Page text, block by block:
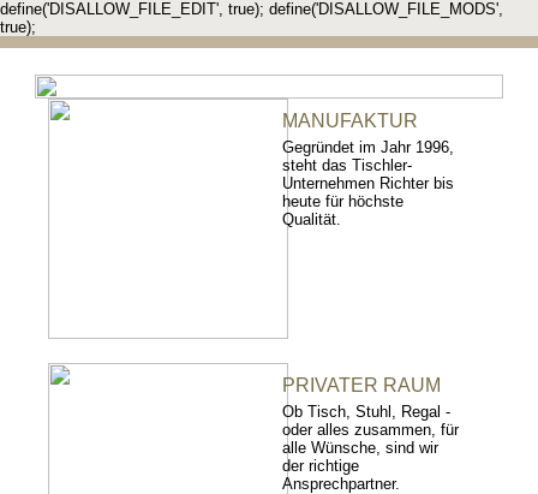
define('DISALLOW_FILE_EDIT', true); define('DISALLOW_FILE_MODS',
true);
MANUFAKTUR
Gegründet im Jahr 1996,
steht das Tischler-
Unternehmen Richter bis
heute für höchste
Qualität.
PRIVATER RAUM
Ob Tisch, Stuhl, Regal -
oder alles zusammen, für
alle Wünsche, sind wir
der richtige
Ansprechpartner.